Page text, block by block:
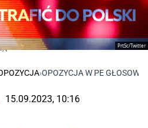
PrtSc/Twitter
›OPOZYCJA W PE
15.09.2023, 10:16